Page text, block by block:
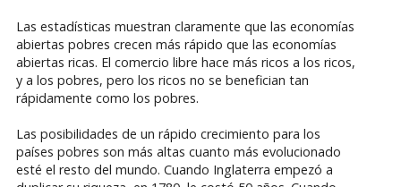
Las estadísticas muestran claramente que las economías
abiertas pobres crecen más rápido que las economías
abiertas ricas. El comercio libre hace más ricos a los ricos,
y a los pobres, pero los ricos no se benefician tan
rápidamente como los pobres.
Las posibilidades de un rápido crecimiento para los
países pobres son más altas cuanto más evolucionado
esté el resto del mundo. Cuando Inglaterra empezó a